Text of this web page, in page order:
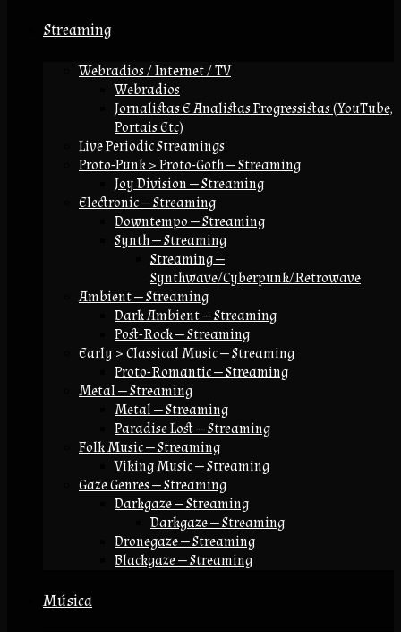
Streaming
Webradios / Internet / TV
Webradios
Jornalistas E Analistas Progressistas (YouTube,
Portais Etc)
Live Periodic Streamings
Proto-Punk > Proto-Goth — Streaming
Joy Division — Streaming
Electronic — Streaming
Downtempo — Streaming
Synth — Streaming
Streaming —
Synthwave/Cyberpunk/Retrowave
Ambient — Streaming
Dark Ambient — Streaming
Post-Rock — Streaming
Early > Classical Music — Streaming
Proto-Romantic — Streaming
Metal — Streaming
Metal — Streaming
Paradise Lost — Streaming
Folk Music — Streaming
Viking Music — Streaming
Gaze Genres — Streaming
Darkgaze — Streaming
Darkgaze — Streaming
Dronegaze — Streaming
Blackgaze — Streaming
Música